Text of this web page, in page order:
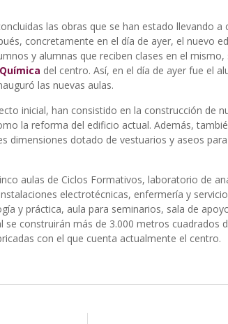
las obras que se han estado llevando a
concretamente en el día de ayer, el nuevo
y alumnas que reciben clases en el mismo,
del centro. Así, en el día de ayer fue el
las nuevas aulas.
inicial, han consistido en la construcción de
la reforma del edificio actual. Además,
dimensiones dotado de vestuarios y aseos
aulas de Ciclos Formativos, laboratorio de
electrotécnicas, enfermería y
y práctica, aula para seminarios, sala de
construirán más de 3.000 metros cuadrados
con el que cuenta actualmente el centro.